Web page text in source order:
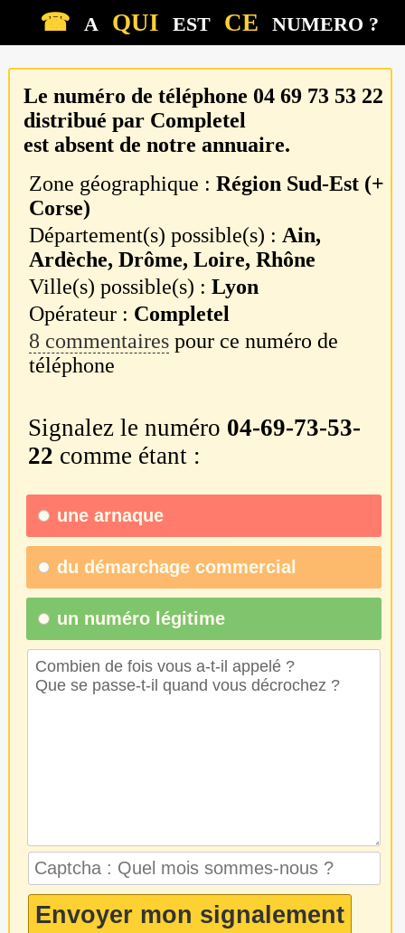
☎ A QUI EST CE NUMERO ?
Le numéro de téléphone 04 69 73 53 22
distribué par Completel
est absent de notre annuaire.
Zone géographique :Région Sud-Est (+
Corse)
Département(s) possible(s) : Ain,
Ardèche, Drôme, Loire, Rhône
Ville(s) possible(s) :Lyon
Opérateur : Completel
8 commentaires pour ce numéro de
téléphone
Signalez le numéro 04-69-73-53-
22 comme étant :
une arnaque
du démarchage commercial
un numéro légitime